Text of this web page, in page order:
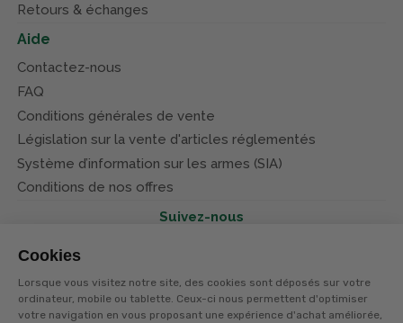
Cookies
Lorsque vous visitez notre site, des cookies sont déposés sur votre
ordinateur, mobile ou tablette. Ceux-ci nous permettent d'optimiser
votre navigation en vous proposant une expérience d'achat améliorée,
Retours & échanges
Aide
Contactez-nous
FAQ
Conditions générales de vente
Législation sur la vente d'articles réglementés
Système d’information sur les armes (SIA)
Conditions de nos offres
Suivez-nous
© Terres et eaux 2026